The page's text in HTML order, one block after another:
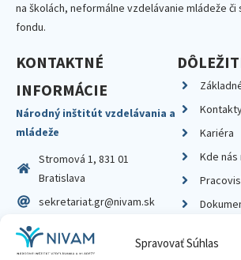
Spravovať Súhlas
na školách, neformálne vzdelávanie mládeže či
fondu.
KONTAKTNÉ
INFORMÁCIE
Národný inštitút vzdelávania a
mládeže
Stromová 1, 831 01
Bratislava
sekretariat.gr@nivam.sk
IČO: 00164348
DIČ: 2020798714
Kariéra
Kde